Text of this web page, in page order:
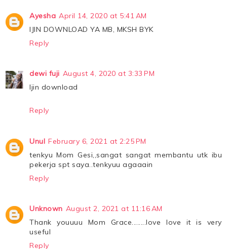
Ayesha April 14, 2020 at 5:41 AM
IJIN DOWNLOAD YA MB, MKSH BYK
Reply
dewi fuji August 4, 2020 at 3:33 PM
Ijin download
Reply
Unul February 6, 2021 at 2:25 PM
tenkyu Mom Gesi,,sangat sangat membantu utk ibu
pekerja spt saya..tenkyuu agaaain
Reply
Unknown August 2, 2021 at 11:16 AM
Thank youuuu Mom Grace........love love it is very
useful
Reply